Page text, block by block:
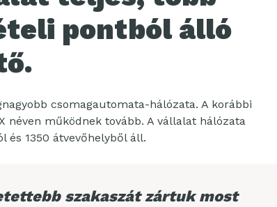
pontból álló
csomagautomata-hálózata. A korábbi
néven működnek tovább. A vállalat hálózata
és 1350 átvevőhelyből áll.
szakaszát zártuk most